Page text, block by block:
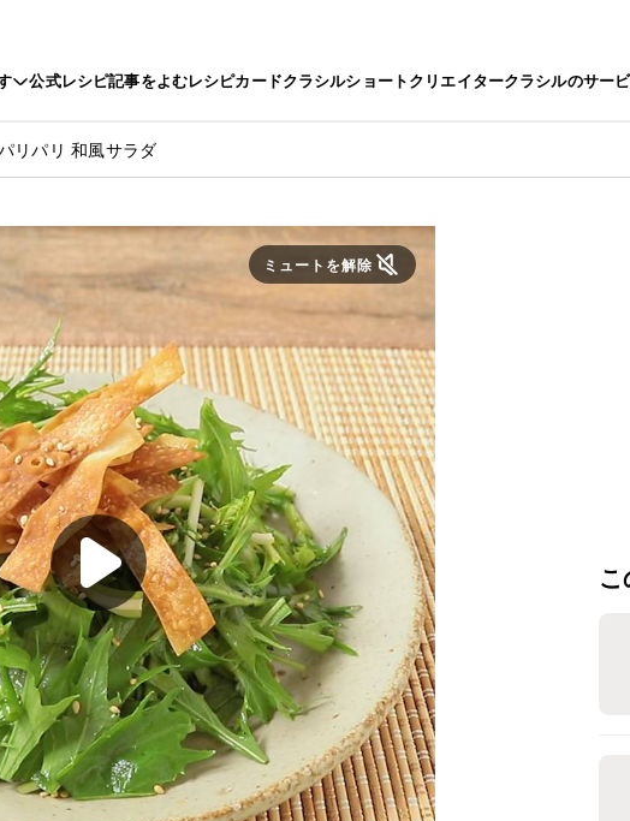
公式レシピ記事をよむレシピカードクラシルショートクリエイタークラシルのサー
リパリ 和風サラダ
ミュートを解除